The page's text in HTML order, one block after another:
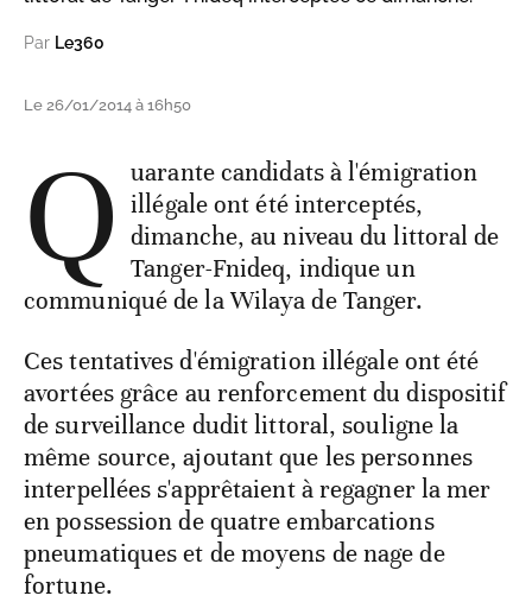
Par Le360
Le 26/01/2014 à 16h50
Q uarante candidats à l'émigration
illégale ont été interceptés,
dimanche, au niveau du littoral de
Tanger-Fnideq, indique un
communiqué de la Wilaya de Tanger.
Ces tentatives d'émigration illégale ont été
avortées grâce au renforcement du dispositif
de surveillance dudit littoral, souligne la
même source, ajoutant que les personnes
interpellées s'apprêtaient à regagner la mer
en possession de quatre embarcations
pneumatiques et de moyens de nage de
fortune.